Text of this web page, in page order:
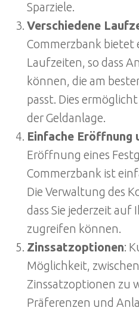
Sparziele.
Verschiedene
Commerzbank bietet
Laufzeiten, so dass
können, die am
passt. Dies
der Geldanlage.
Einfache Eröffnung
Eröffnung eines
Commerzbank ist
Die Verwaltung des
dass Sie jederzeit
zugreifen können.
Zinssatzoptionen:
Möglichkeit,
Zinssatzoptionen zu
Präferenzen und